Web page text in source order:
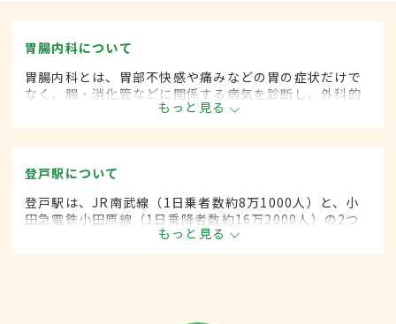
胃腸内科について
胃腸内科とは、胃部不快感や痛みなどの胃の症状だけで
なく、腸・消化管などに関係する病気を診断し、外科的
処置によらずに治療する内科の一領域です。平成20年4
月の制度改正前は、胃腸科と呼ばれていました。
もっと見る
登戸駅について
登戸駅は、JR南武線（1日乗者数約8万1000人）と、小
田急電鉄小田原線（1日乗降者数約16万2000人）の2つ
がある。周辺には小田急線に沿って商店街があり、下り
側は隣駅の向ヶ丘遊園駅まで店舗が続いている。
もっと見る